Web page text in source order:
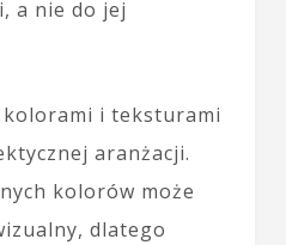
a nie do jej
kolorami i teksturami
aranżacji.
kolorów może
dlatego